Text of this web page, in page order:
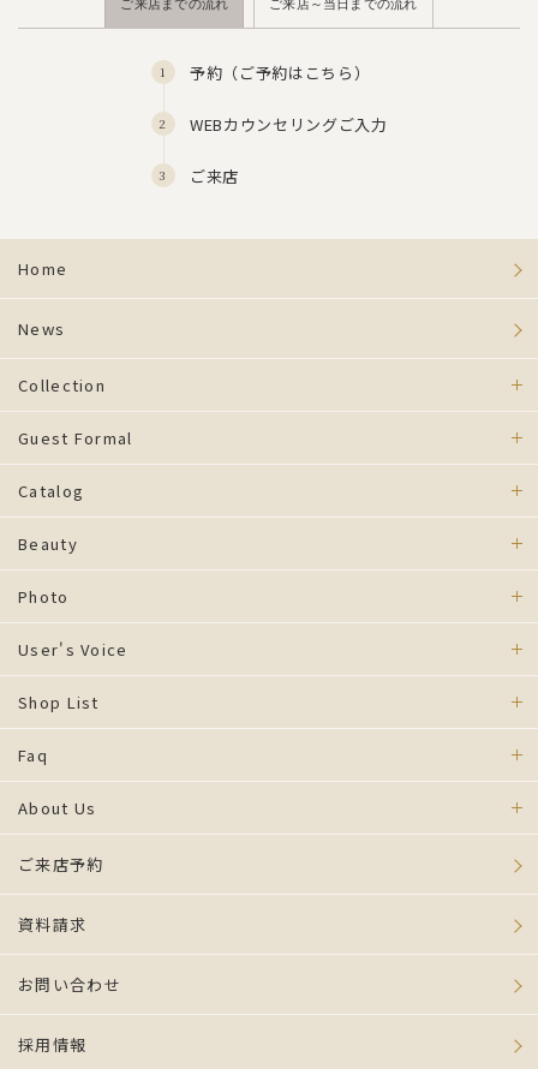
ご来店までの流れ ご来店～当日までの流れ
予約（ご予約はこちら）
WEBカウンセリングご入力
ご来店
Home
News
Collection
Guest Formal
Catalog
Beauty
Photo
User's Voice
Shop List
Faq
About Us
ご来店予約
資料請求
お問い合わせ
採用情報